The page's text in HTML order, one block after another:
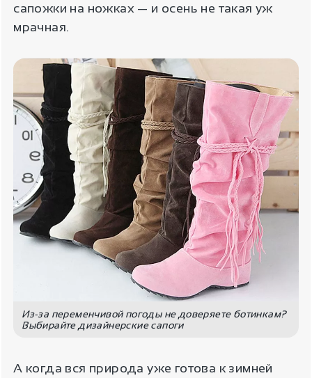
сапожки на ножках — и осень не такая уж
мрачная.
Из-за переменчивой погоды не доверяете ботинкам?
Выбирайте дизайнерские сапоги
А когда вся природа уже готова к зимней